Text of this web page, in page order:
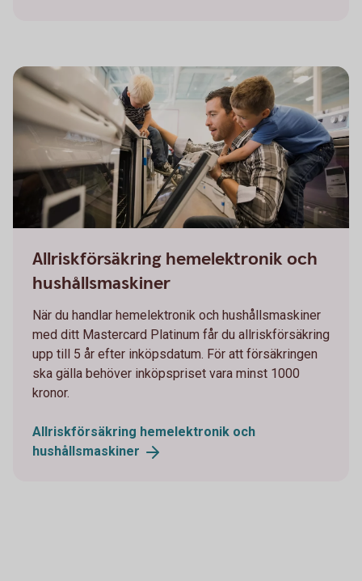
Allriskförsäkring hemelektronik och
hushållsmaskiner
När du handlar hemelektronik och hushållsmaskiner
med ditt Mastercard Platinum får du allriskförsäkring
upp till 5 år efter inköpsdatum. För att försäkringen
ska gälla behöver inköpspriset vara minst 1000
kronor.
Allriskförsäkring hemelektronik och
hushållsmaskiner